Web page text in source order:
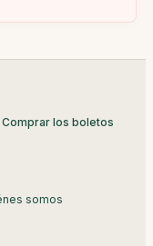
Comprar los boletos
somos